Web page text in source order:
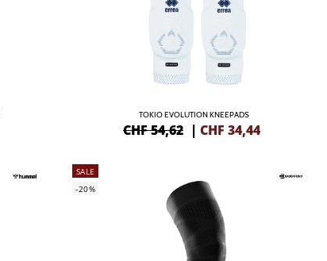
TOKIO EVOLUTION KNEEPADS
CHF 54,62 | CHF 34,44
SALE
-20%